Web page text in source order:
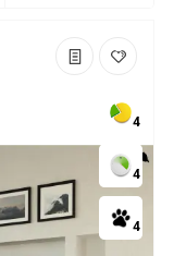
4
4
4